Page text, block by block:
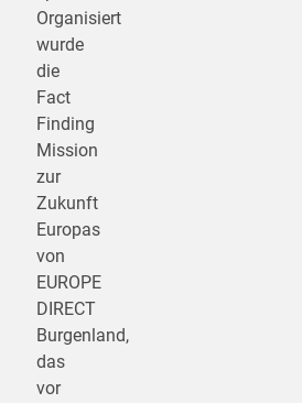
Organisiert
wurde
die
Fact
Finding
Mission
zur
Zukunft
Europas
von
EUROPE
DIRECT
Burgenland,
das
vor